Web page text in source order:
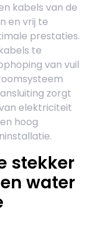
kabels van de
en vrij te
prestaties.
te
van vuil
zorgt
elektriciteit
hoog
stekker
water